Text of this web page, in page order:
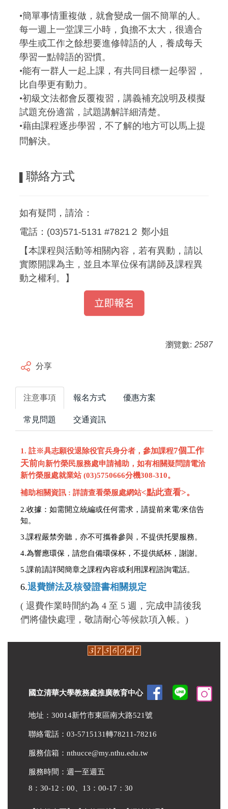
•簡單事情重複做，就會變成一個不簡單的人。
每一週上一堂課三小時，負擔不太大，很適合
學生或工作之餘想要進修韓語的人，養成每天
學習一點韓語的習慣。
•能有一群人一起上課，有共同目標一起學習，
比自學更有動力。
•初級文法都會反覆複習，講義補充說明及模擬
試題充份適當，試題講解詳細清楚。
•藉由課程逐步學習，不了解的地方可以馬上提
問解決。
聯絡方式
如有疑問，請洽：
電話：(03)571-5131 #7821２ 鄭小姐
【本課程與活動等相關內容，若有異動，請以
實際開課為主，並且本單位保有講師及課程異
動之權利。】
瀏覽數: 2587
分享
注意事項 報名方式 優惠方案
常見問題 交通資訊
1. 註※具志願役退除役官兵身分者，參加課程7個工作
天前向新竹榮民服務處申請補助，如有相關疑問請電洽
新竹榮服處就業站 (03)5750666分機308-310。
補助相關資訊 : 詳請查看榮服處網站<點此查看>。
2.收據： 如需開立統編或任何需求，請提前來電/來信告
知。
3.課程嚴禁旁聽，亦不可攜眷參與，不提供托嬰服務。
4.為響應環保，請您自備環保杯，不提供紙杯，謝謝。
5.課前請詳閱簡章之課程內容或利用課程諮詢電話。
6.退費辦法及核發證書相關規定
( 退費作業時間約為 4 至 5 週，完成申請後我
們將儘快處理，敬請耐心等候款項入帳。)
國立清華大學教務處推廣教育中心
地址：30014新竹市東區南大路521號
聯絡電話：03-5715131轉78211-78216
服務信箱： nthucce@my.nthu.edu.tw
服務時間：週一至週五
8：30-12：00、13：00-17：30